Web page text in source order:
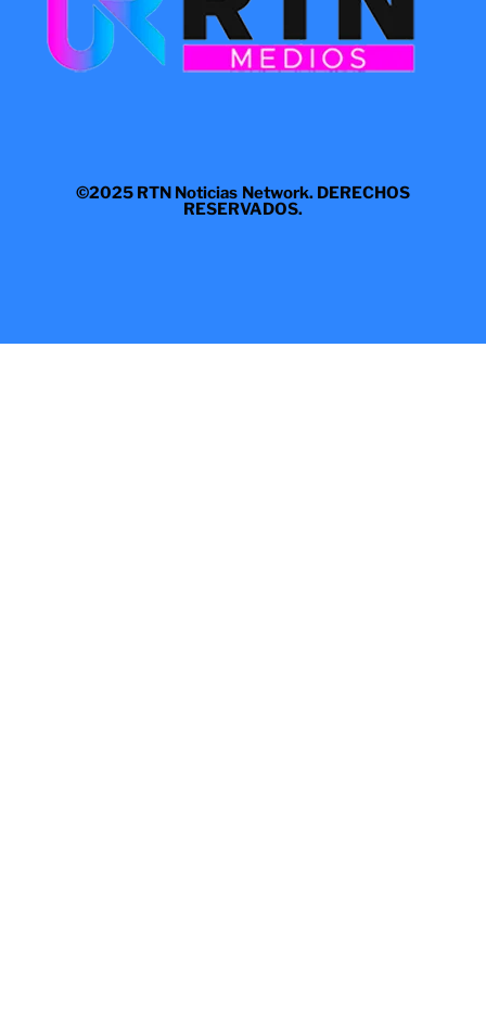
©2025 RTN Noticias Network. DERECHOS
RESERVADOS.